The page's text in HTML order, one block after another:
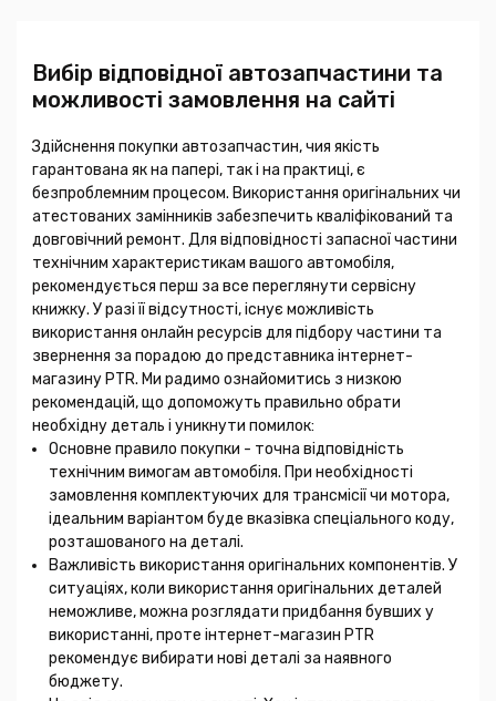
Вибір відповідної автозапчастини та
можливості замовлення на сайті
Здійснення покупки автозапчастин, чия якість
гарантована як на папері, так і на практиці, є
безпроблемним процесом. Використання оригінальних чи
атестованих замінників забезпечить кваліфікований та
довговічний ремонт. Для відповідності запасної частини
технічним характеристикам вашого автомобіля,
рекомендується перш за все переглянути сервісну
книжку. У разі її відсутності, існує можливість
використання онлайн ресурсів для підбору частини та
звернення за порадою до представника інтернет-
магазину PTR. Ми радимо ознайомитись з низкою
рекомендацій, що допоможуть правильно обрати
необхідну деталь і уникнути помилок:
Основне правило покупки - точна відповідність
технічним вимогам автомобіля. При необхідності
замовлення комплектуючих для трансмісії чи мотора,
ідеальним варіантом буде вказівка спеціального коду,
розташованого на деталі.
Важливість використання оригінальних компонентів. У
ситуаціях, коли використання оригінальних деталей
неможливе, можна розглядати придбання бувших у
використанні, проте інтернет-магазин PTR
рекомендує вибирати нові деталі за наявного
бюджету.